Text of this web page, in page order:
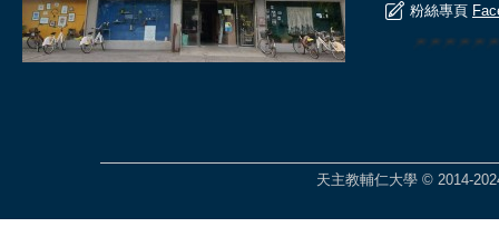
粉絲專頁
天主教輔仁大學 © 2014-